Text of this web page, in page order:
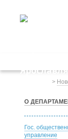
>
О
Гос.
управление